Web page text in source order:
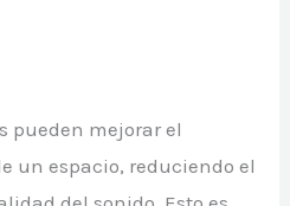
pueden mejorar el
un espacio, reduciendo el